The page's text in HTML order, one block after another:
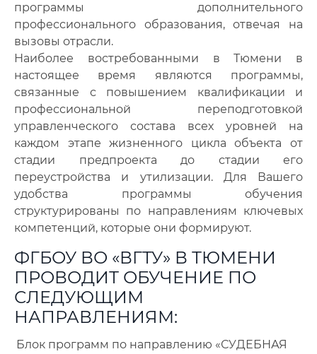
программы дополнительного
профессионального образования, отвечая на
вызовы отрасли.
Наиболее востребованными в Тюмени в
настоящее время являются программы,
связанные с повышением квалификации и
профессиональной переподготовкой
управленческого состава всех уровней на
каждом этапе жизненного цикла объекта от
стадии предпроекта до стадии его
переустройства и утилизации. Для Вашего
удобства программы обучения
структурированы по направлениям ключевых
компетенций, которые они формируют.
ФГБОУ ВО «ВГТУ» В ТЮМЕНИ
ПРОВОДИТ ОБУЧЕНИЕ ПО
СЛЕДУЮЩИМ
НАПРАВЛЕНИЯМ:
Блок программ по направлению «СУДЕБНАЯ